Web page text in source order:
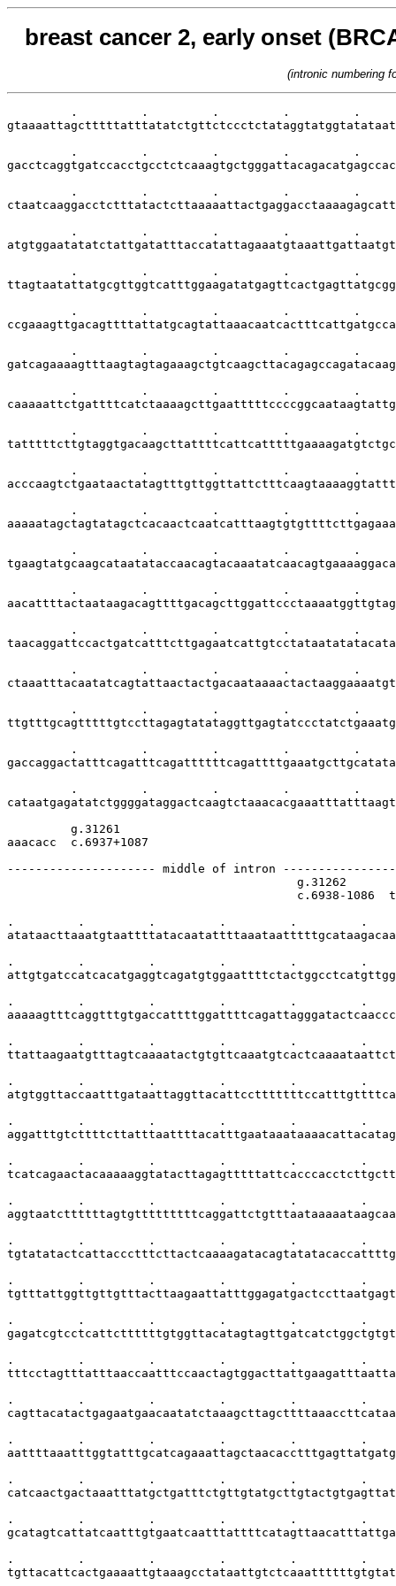
breast cancer 2, early onset
(intronic numbering
.         .         .         .         .
.         .         .         .         .
.         .         .         .         .
.         .         .         .         .
.         .         .         .         .
.         .         .         .         .
.         .         .         .         .
.         .         .         .         .
.         .         .         .         .
.         .         .         .         .
.         .         .         .         .
.         .         .         .         .
.         .         .         .         .
.         .         .         .         .
.         .         .         .         .
.         .         .         .         .
.         .         .         .         .
.         .         .         .         .
         g.31261
aaacacc  c.6937+1087
--------------------- middle of intron
g.31262
c.6938-1086
.         .         .         .         .         .
.         .         .         .         .         .
.         .         .         .         .         .
.         .         .         .         .         .
.         .         .         .         .         .
.         .         .         .         .         .
.         .         .         .         .         .
.         .         .         .         .         .
.         .         .         .         .         .
.         .         .         .         .         .
.         .         .         .         .         .
.         .         .         .         .         .
.         .         .         .         .         .
.         .         .         .         .         .
.         .         .         .         .         .
.         .         .         .         .         .
.         .         .         .         .         .